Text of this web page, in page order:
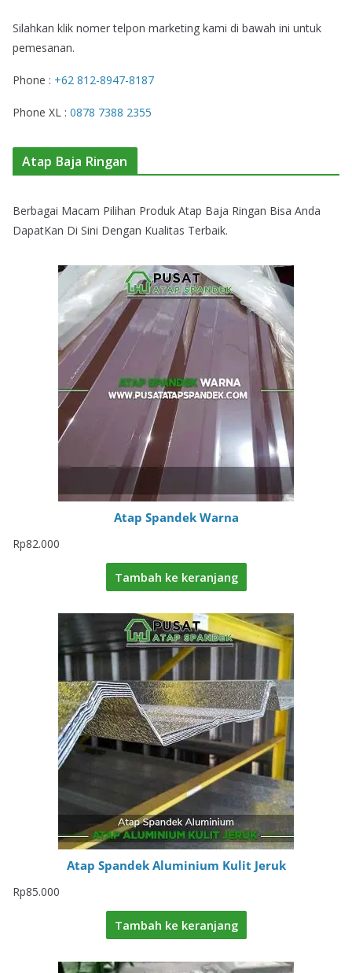
Silahkan klik nomer telpon marketing kami di bawah ini untuk
pemesanan.
Phone : +62 812-8947-8187
Phone XL : 0878 7388 2355
Atap Baja Ringan
Berbagai Macam Pilihan Produk Atap Baja Ringan Bisa Anda
DapatKan Di Sini Dengan Kualitas Terbaik.
Atap Spandek Warna
Rp82.000
Tambah ke keranjang
Atap Spandek Aluminium Kulit Jeruk
Rp85.000
Tambah ke keranjang